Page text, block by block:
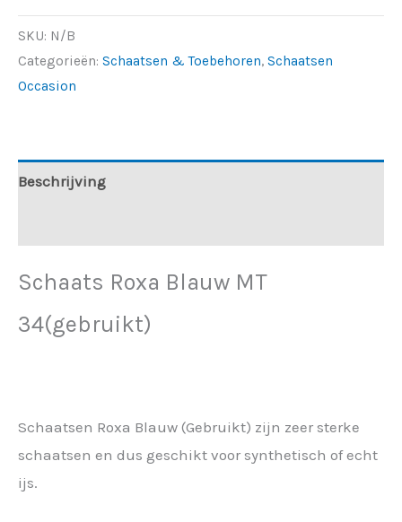
SKU: N/B
Categorieën: Schaatsen & Toebehoren, Schaatsen
Occasion
Beschrijving
Schaats Roxa Blauw MT
34(gebruikt)
Schaatsen Roxa Blauw (Gebruikt) zijn zeer sterke
schaatsen en dus geschikt voor synthetisch of echt
ijs.